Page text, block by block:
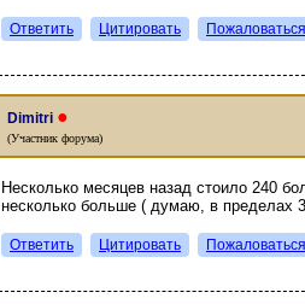
Ответить Цитировать Пожаловаться
Dimitri ●
(Участник форума)
Несколько месяцев назад стоило 240
несколько больше ( думаю, в пределах
Ответить Цитировать Пожаловаться